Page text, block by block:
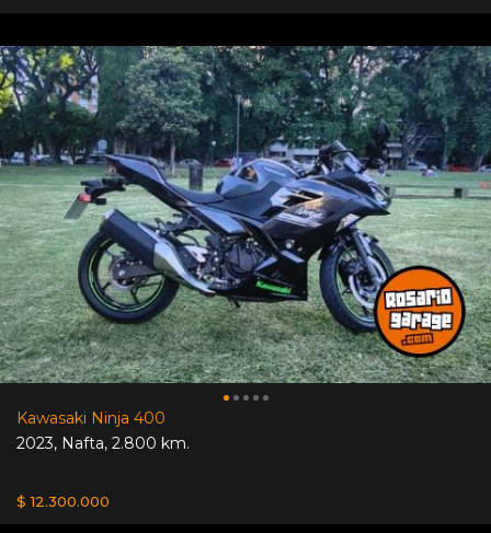
Kawasaki Ninja 400
2023, Nafta, 2.800 km.
$ 12.300.000